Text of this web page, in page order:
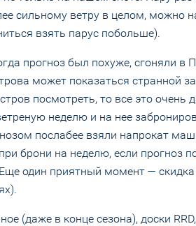
сильному ветру в целом, можно
взять парус побольше).
прогноз был похуже, сгоняли в
может показаться странной
посмотреть, то все это очень
неделю и на нее
послабее взяли напрокат
брони на неделю, если прогноз
один приятный момент —
(даже в конце сезона), доски